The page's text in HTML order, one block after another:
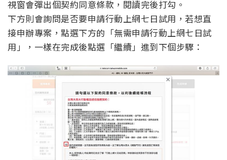
視窗會彈出個契約同意條款，閱讀完後打勾。
下方則會詢問是否要申請行動上網七日試用，若想直
接申辦專案，點選下方的「無需申請行動上網七日試
用」，一樣在完成後點選「繼續」進到下個步驟：